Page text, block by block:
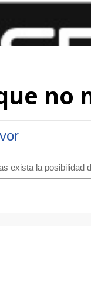
exista la posibilidad